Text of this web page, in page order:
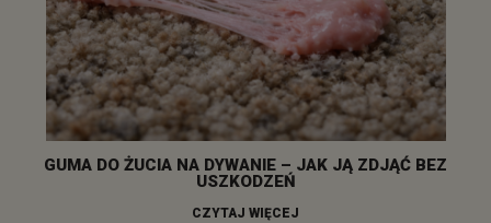
GUMA DO ŻUCIA NA DYWANIE – JAK JĄ ZDJĄĆ BEZ
USZKODZEŃ
CZYTAJ WIĘCEJ